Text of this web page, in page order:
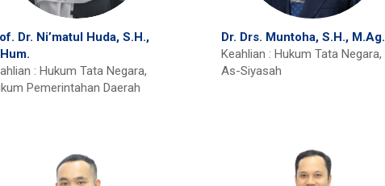
Dr. Ni’matul Huda, S.H.,
: Hukum Tata Negara,
Pemerintahan Daerah
Dr. Drs. Muntoha, S.H., M.Ag.
Keahlian : Hukum Tata Negara,
As-Siyasah